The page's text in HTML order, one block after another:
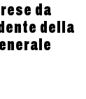
da
della